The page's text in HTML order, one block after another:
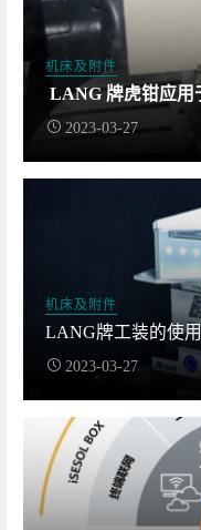
机床及附件
LANG 牌虎钳应用
2023-03-27
机床及附件
LANG牌工装的使
2023-03-27